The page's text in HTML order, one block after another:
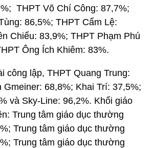
THPT Võ Chí Công: 87,7%;
86,5%; THPT Cẩm Lệ:
Chiểu: 83,9%; THPT Phạm Phú
Ông Ích Khiêm: 83%.
công lập, THPT Quang Trung:
Gmeiner: 68,8%; Khai Trí: 37,5%;
và Sky-Line: 96,2%. Khối giáo
Trung tâm giáo dục thường
Trung tâm giáo dục thường
Trung tâm giáo dục thường